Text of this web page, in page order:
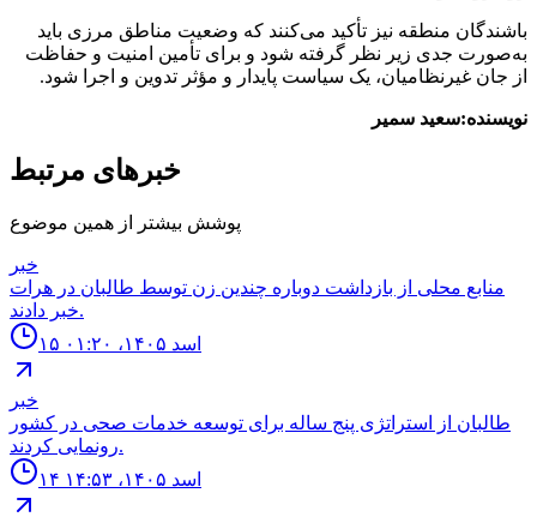
باشندگان منطقه نیز تأکید می‌کنند که وضعیت مناطق مرزی باید
به‌صورت جدی زیر نظر گرفته شود و برای تأمین امنیت و حفاظت
از جان غیرنظامیان، یک سیاست پایدار و مؤثر تدوین و اجرا شود.
نویسنده:سعید سمیر
خبرهای مرتبط
پوشش بیشتر از همین موضوع
خبر
منابع محلى از بازداشت دوباره چندين زن توسط طالبان در هرات
خبر دادند.
۱۵ اسد ۱۴۰۵، ۰۱:۲۰
خبر
طالبان از استراتژى پنج ساله براى توسعه خدمات صحى در كشور
رونمايى كردند.
۱۴ اسد ۱۴۰۵، ۱۴:۵۳